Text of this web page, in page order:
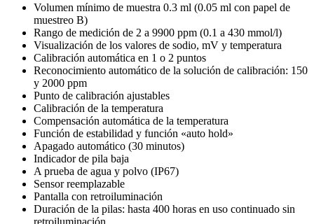
Volumen mínimo de muestra 0.3 ml (0.05 ml con papel de
muestreo B)
Rango de medición de 2 a 9900 ppm (0.1 a 430 mmol/l)
Visualización de los valores de sodio, mV y temperatura
Calibración automática en 1 o 2 puntos
Reconocimiento automático de la solución de calibración: 150
y 2000 ppm
Punto de calibración ajustables
Calibración de la temperatura
Compensación automática de la temperatura
Función de estabilidad y función «auto hold»
Apagado automático (30 minutos)
Indicador de pila baja
A prueba de agua y polvo (IP67)
Sensor reemplazable
Pantalla con retroiluminación
Duración de la pilas: hasta 400 horas en uso continuado sin
retroiluminación